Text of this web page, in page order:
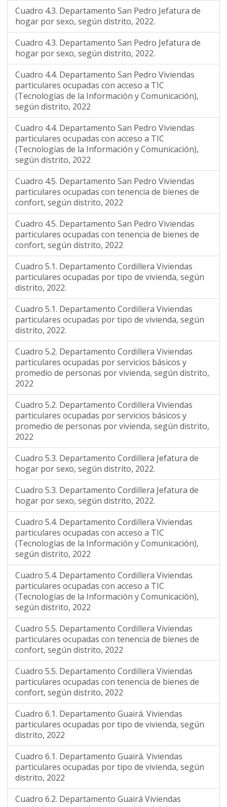
Cuadro 4.3. Departamento San Pedro Jefatura de
hogar por sexo, según distrito, 2022.
Cuadro 4.3. Departamento San Pedro Jefatura de
hogar por sexo, según distrito, 2022.
Cuadro 4.4. Departamento San Pedro Viviendas
particulares ocupadas con acceso a TIC
(Tecnologías de la Información y Comunicación),
según distrito, 2022
Cuadro 4.4. Departamento San Pedro Viviendas
particulares ocupadas con acceso a TIC
(Tecnologías de la Información y Comunicación),
según distrito, 2022
Cuadro 4.5. Departamento San Pedro Viviendas
particulares ocupadas con tenencia de bienes de
confort, según distrito, 2022
Cuadro 4.5. Departamento San Pedro Viviendas
particulares ocupadas con tenencia de bienes de
confort, según distrito, 2022
Cuadro 5.1. Departamento Cordillera Viviendas
particulares ocupadas por tipo de vivienda, según
distrito, 2022.
Cuadro 5.1. Departamento Cordillera Viviendas
particulares ocupadas por tipo de vivienda, según
distrito, 2022.
Cuadro 5.2. Departamento Cordillera Viviendas
particulares ocupadas por servicios básicos y
promedio de personas por vivienda, según distrito,
2022
Cuadro 5.2. Departamento Cordillera Viviendas
particulares ocupadas por servicios básicos y
promedio de personas por vivienda, según distrito,
2022
Cuadro 5.3. Departamento Cordillera Jefatura de
hogar por sexo, según distrito, 2022.
Cuadro 5.3. Departamento Cordillera Jefatura de
hogar por sexo, según distrito, 2022.
Cuadro 5.4. Departamento Cordillera Viviendas
particulares ocupadas con acceso a TIC
(Tecnologías de la Información y Comunicación),
según distrito, 2022
Cuadro 5.4. Departamento Cordillera Viviendas
particulares ocupadas con acceso a TIC
(Tecnologías de la Información y Comunicación),
según distrito, 2022
Cuadro 5.5. Departamento Cordillera Viviendas
particulares ocupadas con tenencia de bienes de
confort, según distrito, 2022
Cuadro 5.5. Departamento Cordillera Viviendas
particulares ocupadas con tenencia de bienes de
confort, según distrito, 2022
Cuadro 6.1. Departamento Guairá. Viviendas
particulares ocupadas por tipo de vivienda, según
distrito, 2022
Cuadro 6.1. Departamento Guairá. Viviendas
particulares ocupadas por tipo de vivienda, según
distrito, 2022
Cuadro 6.2. Departamento Guairá Viviendas